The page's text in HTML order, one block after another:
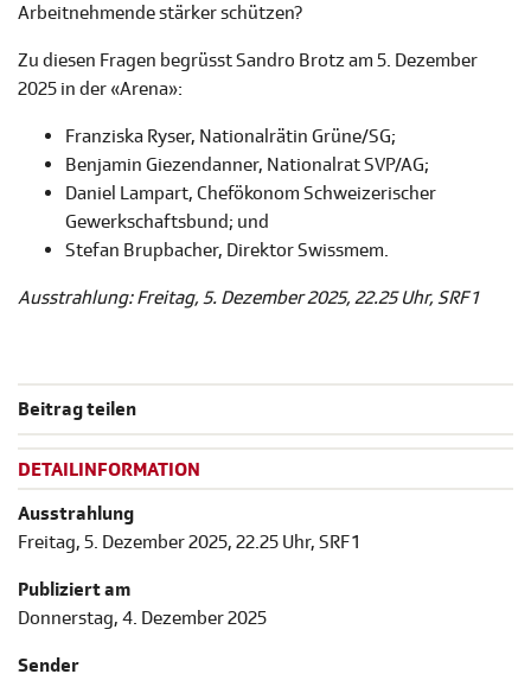
Arbeitnehmende stärker schützen?
Zu diesen Fragen begrüsst Sandro Brotz am 5. Dezember
2025 in der «Arena»:
Franziska Ryser, Nationalrätin Grüne/SG;
Benjamin Giezendanner, Nationalrat SVP/AG;
Daniel Lampart, Chefökonom Schweizerischer
Gewerkschaftsbund; und
Stefan Brupbacher, Direktor Swissmem.
Ausstrahlung: Freitag, 5. Dezember 2025, 22.25 Uhr, SRF 1
Beitrag teilen
DETAILINFORMATION
Ausstrahlung
Freitag, 5. Dezember 2025, 22.25 Uhr, SRF 1
Publiziert am
Donnerstag, 4. Dezember 2025
Sender